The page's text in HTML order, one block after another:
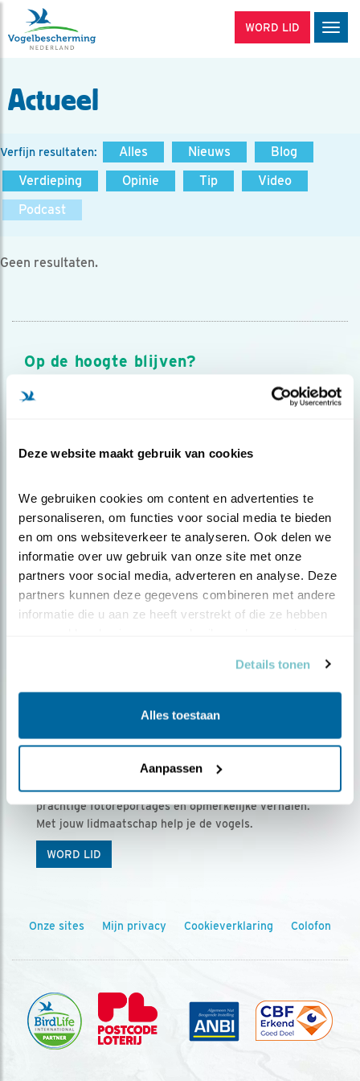
Deze website maakt gebruik van cookies
We gebruiken cookies om content en advertenties te
personaliseren, om functies voor social media te bieden
en om ons websiteverkeer te analyseren. Ook delen we
informatie over uw gebruik van onze site met onze
partners voor social media, adverteren en analyse. Deze
partners kunnen deze gegevens combineren met andere
informatie die u aan ze heeft verstrekt of die ze hebben
Details tonen
Alles toestaan
Aanpassen
WORD LID
Actueel
Verfijn resultaten: Alles Nieuws
Blog
Verdieping
Opinie Tip
Video
Podcast
Geen resultaten.
Op de hoogte blijven?
Meld je aan en ontvang nieuws, inspiratie, acties en tips
over vogels en activiteiten van Vogelbescherming.
Ontvang 5 x Vogels voor € 36,00 per jaar
Vogels is het tijdschrift voor onze leden, met
prachtige fotoreportages en opmerkelijke verhalen.
Met jouw lidmaatschap help je de vogels.
WORD LID
Onze sites Mijn privacy Cookieverklaring Colofon